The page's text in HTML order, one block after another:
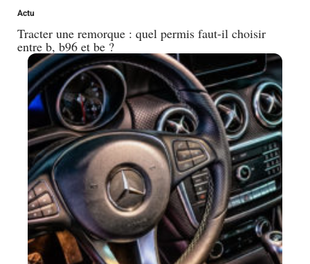
Actu
Tracter une remorque : quel permis faut-il choisir
entre b, b96 et be ?